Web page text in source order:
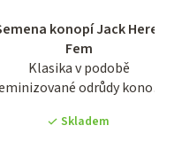
konopí Jack Herer
Fem
Klasika v podobě
odrůdy konopí
okolo 9...
hodnocení
produktu
je
3,0
z
Skladem